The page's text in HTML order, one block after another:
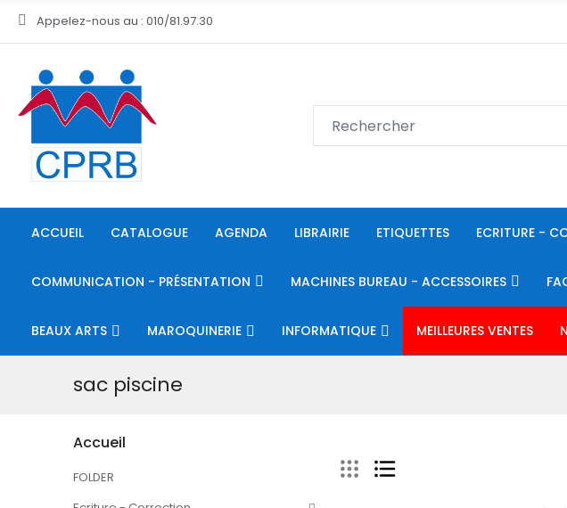
Appelez-nous au : 010/81.97.30
ACCUEIL CATALOGUE AGENDA LIBRAIRIE ETIQUETTES ECRITURE -
COMMUNICATION - PRÉSENTATION MACHINES BUREAU - ACCESSOIRES
BEAUX ARTS MAROQUINERIE INFORMATIQUE MEILLEURES VENTES
sac piscine
Accueil
FOLDER